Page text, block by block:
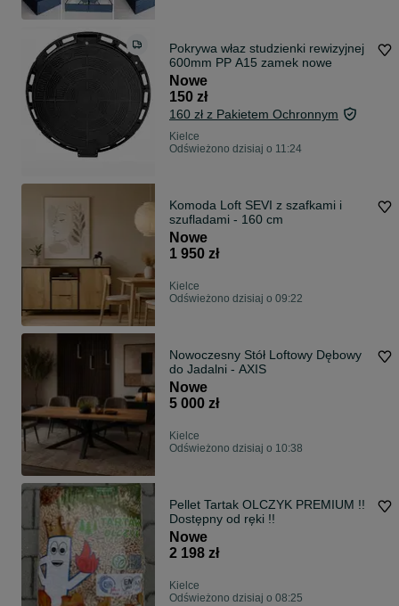
Pokrywa właz studzienki rewizyjnej
600mm PP A15 zamek nowe
Nowe
150 zł
160 zł z Pakietem Ochronnym
Kielce
Odświeżono dzisiaj o 11:24
Komoda Loft SEVI z szafkami i
szufladami - 160 cm
Nowe
1 950 zł
Kielce
Odświeżono dzisiaj o 09:22
Nowoczesny Stół Loftowy Dębowy
do Jadalni - AXIS
Nowe
5 000 zł
Kielce
Odświeżono dzisiaj o 10:38
Pellet Tartak OLCZYK PREMIUM !!
Dostępny od ręki !!
Nowe
2 198 zł
Kielce
Odświeżono dzisiaj o 08:25